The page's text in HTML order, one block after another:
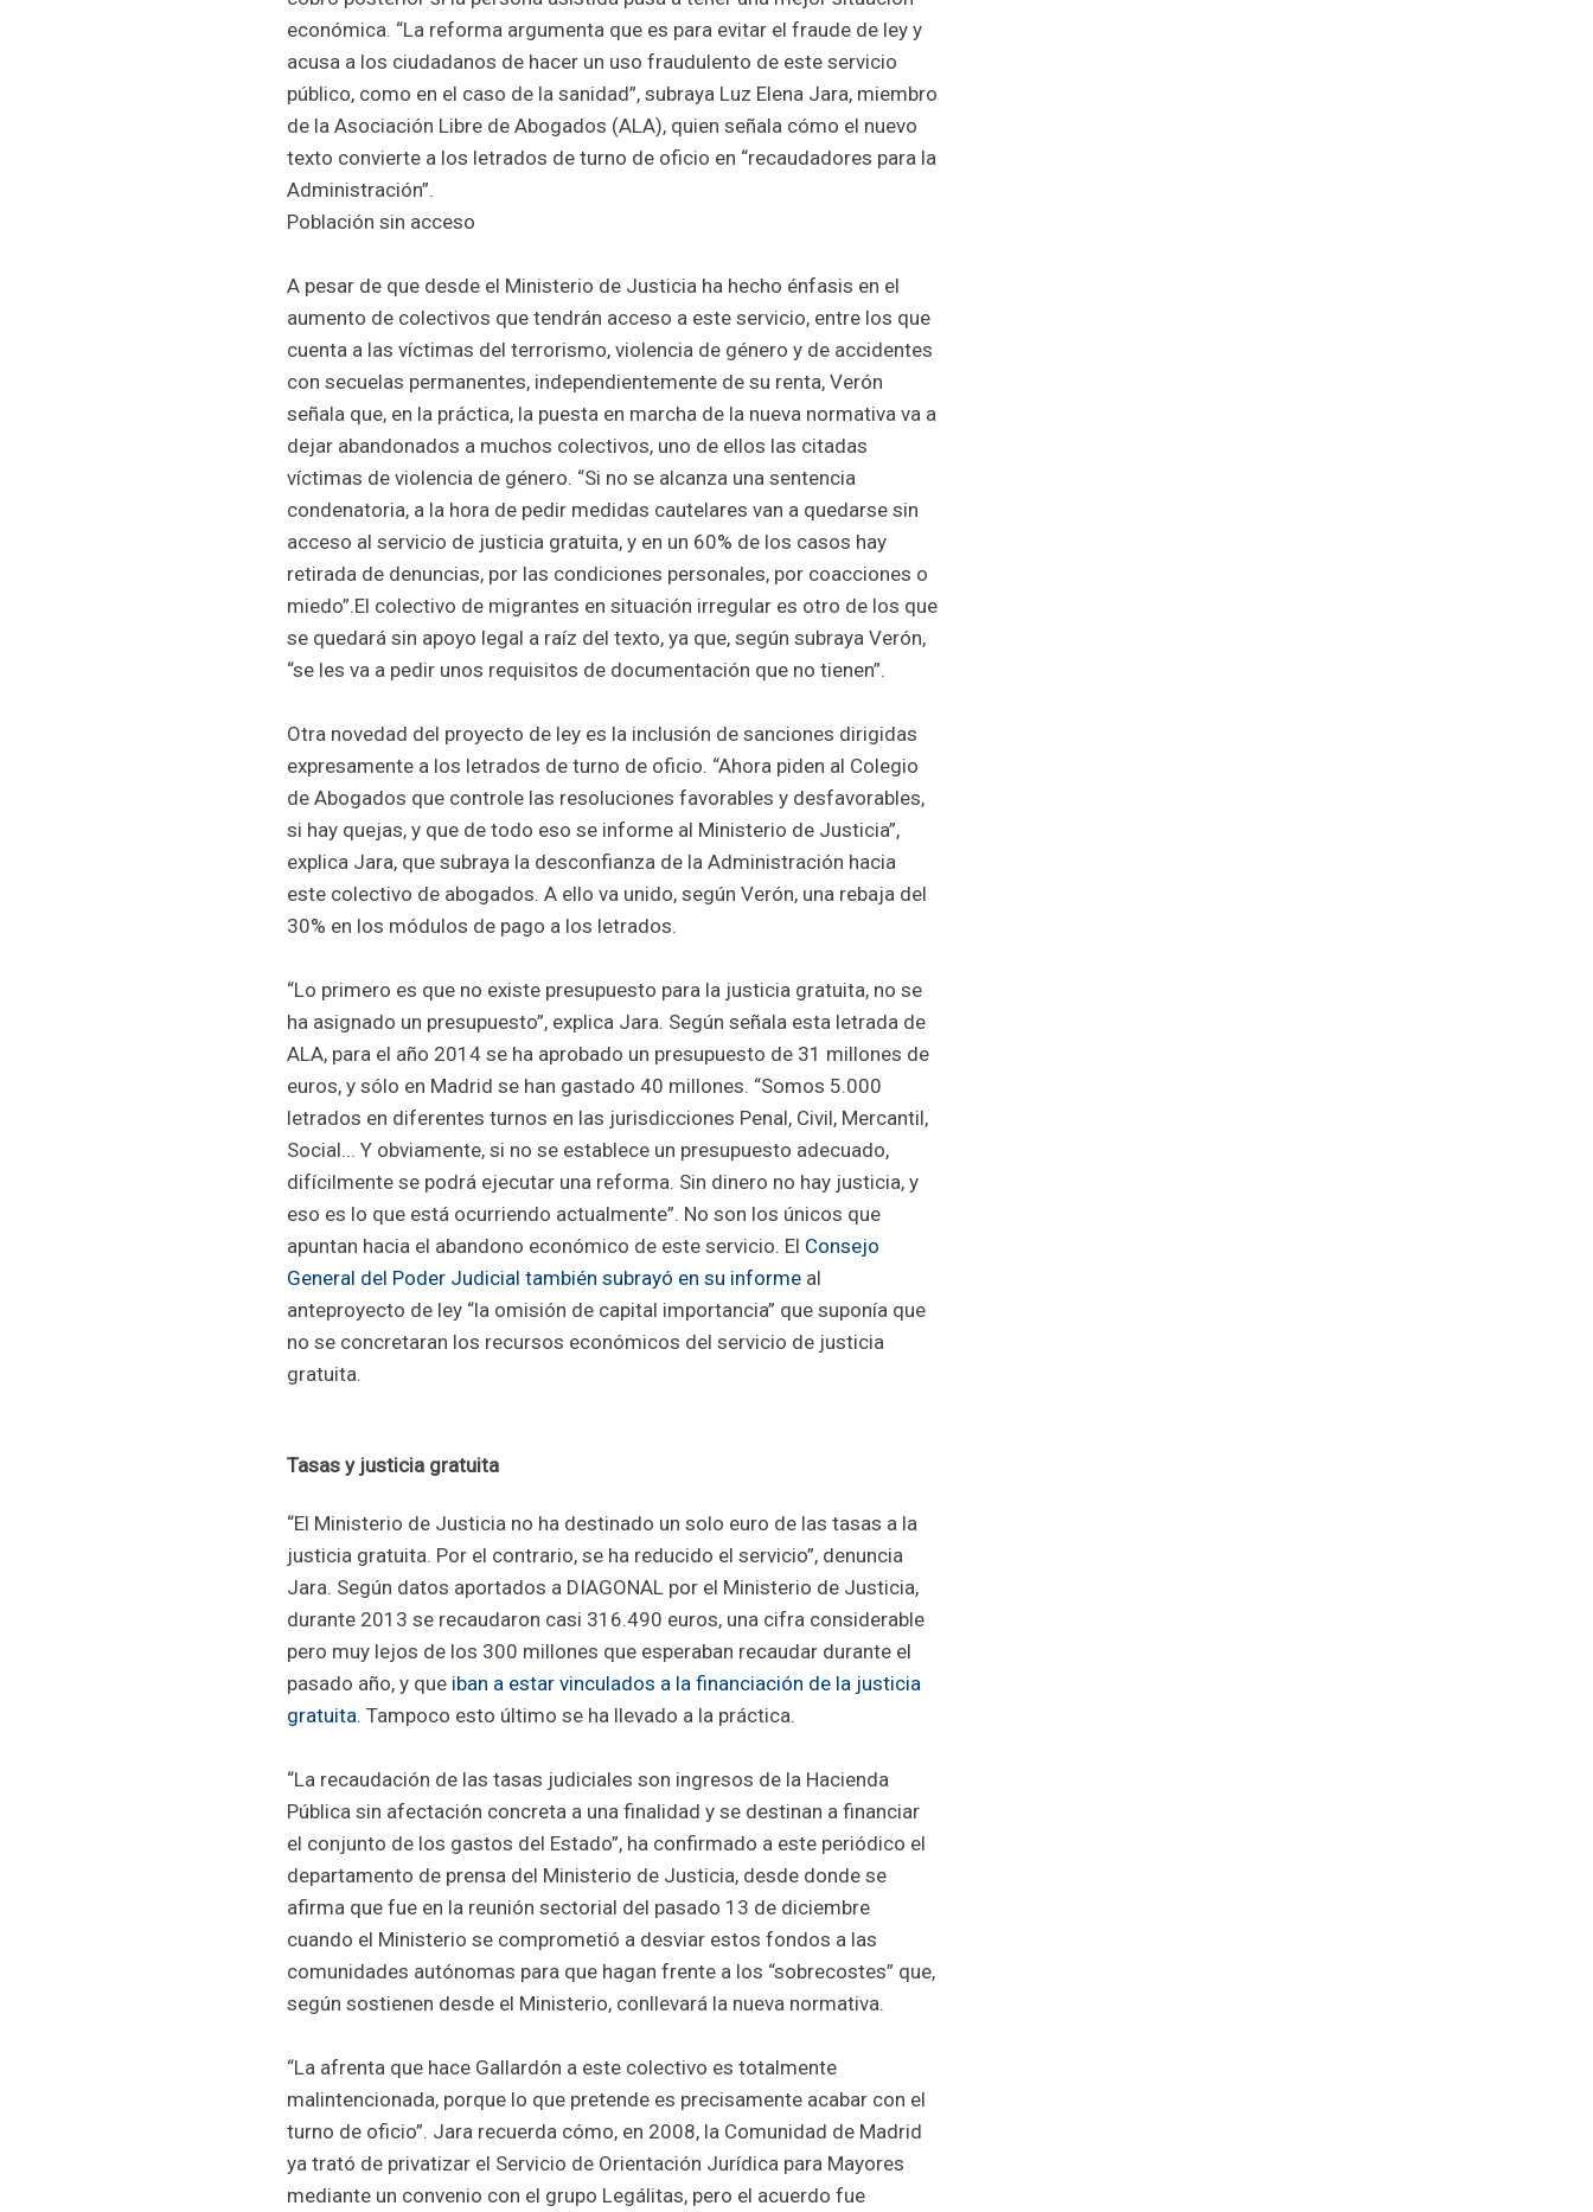
económica. “La reforma argumenta que es para evitar el fraude de ley y
acusa a los ciudadanos de hacer un uso fraudulento de este servicio
público, como en el caso de la sanidad”, subraya Luz Elena Jara, miem­bro
de la Asocia­ción Libre de Abogados (ALA), quien señala cómo el nuevo
texto convierte a los letrados de turno de oficio en “recaudadores para la
Administración”.
Población sin acceso
A pesar de que desde el Ministerio de Justicia ha hecho énfasis en el
aumento de colectivos que tendrán acceso a este servicio, entre los que
cuenta a las víctimas del terrorismo, violencia de género y de accidentes
con secuelas permanentes, independientemente de su renta, Verón
señala que, en la práctica, la puesta en marcha de la nueva normativa va a
dejar abandonados a muchos colectivos, uno de ellos las citadas
víctimas de violencia de género. “Si no se alcanza una sentencia
condenatoria, a la hora de pedir medidas cautelares van a quedarse sin
acceso al servicio de justicia gratuita, y en un 60% de los casos hay
retirada de denuncias, por las condiciones personales, por coacciones o
miedo”.El colectivo de migrantes en situación irregular es otro de los que
se quedará sin apoyo legal a raíz del texto, ya que, según subraya Verón,
“se les va a pedir unos requisitos de documentación que no tienen”.
Otra novedad del proyecto de ley es la inclusión de sanciones dirigidas
expresamente a los letrados de turno de oficio. “Ahora piden al Colegio
de Abogados que controle las resoluciones favorables y desfavorables,
si hay quejas, y que de todo eso se informe al Ministerio de Justicia”,
explica Jara, que subraya la desconfianza de la Administración hacia
este colectivo de abogados. A ello va unido, según Verón, una rebaja del
30% en los módulos de pago a los letrados.
“Lo primero es que no existe presupuesto para la justicia gratuita, no se
ha asignado un presupuesto”, explica Jara. Según señala esta letrada de
ALA, para el año 2014 se ha aprobado un presupuesto de 31 millones de
euros, y sólo en Madrid se han gastado 40 millones. “Somos 5.000
letrados en diferentes turnos en las jurisdicciones Penal, Civil, Mercantil,
Social... Y obviamente, si no se establece un presupuesto adecuado,
difícilmente se podrá ejecutar una reforma. Sin dinero no hay justicia, y
eso es lo que está ocurriendo actualmente”. No son los únicos que
apuntan hacia el abandono económico de este servicio. El Consejo
General del Poder Judicial también subrayó en su informe al
anteproyecto de ley “la omisión de capital importancia” que suponía que
no se concretaran los recursos económicos del servicio de justicia
gratuita.
Tasas y justicia gratuita
“El Ministerio de Justicia no ha destinado un solo euro de las tasas a la
justicia gratuita. Por el contrario, se ha reducido el servicio”, denuncia
Jara. Según datos aportados a DIAGONAL por el Ministerio de Justicia,
durante 2013 se recaudaron casi 316.490 euros, una cifra considerable
pero muy lejos de los 300 millones que esperaban recaudar durante el
pasado año, y que iban a estar vinculados a la financiación de la justicia
gratuita. Tampoco esto último se ha llevado a la práctica.
“La recaudación de las tasas judiciales son ingresos de la Hacienda
Pública sin afectación concreta a una finalidad y se destinan a financiar
el conjunto de los gastos del Estado”, ha confirmado a este periódico el
departamento de prensa del Ministerio de Justicia, desde donde se
afirma que fue en la reunión sectorial del pasado 13 de diciembre
cuando el Ministerio se comprometió a desviar estos fondos a las
comunidades autónomas para que hagan frente a los “sobrecostes” que,
según sostienen desde el Ministerio, conllevará la nueva normativa.
“La afrenta que hace Gallardón a este colectivo es totalmente
malintencionada, porque lo que pretende es precisamente acabar con el
turno de oficio”. Jara recuerda cómo, en 2008, la Comunidad de Madrid
ya trató de privatizar el Servicio de Orientación Jurídica para Mayores
mediante un convenio con el grupo Legálitas, pero el acuerdo fue